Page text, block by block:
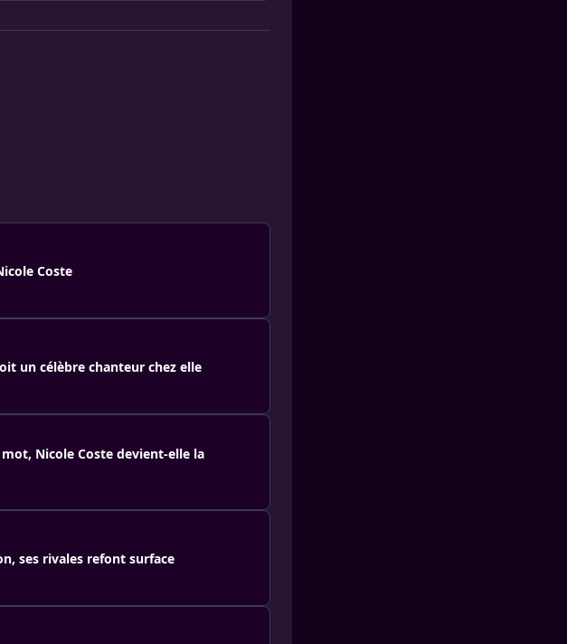
Coste
un célèbre chanteur chez elle
Nicole Coste devient-elle la
ses rivales refont surface